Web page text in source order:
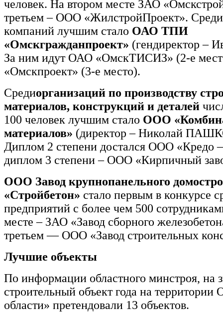
человек. На втором месте ЗАО
третьем – ООО «ЖилстройПроект».
компаний лучшим стало ОАО ТПИ
«Омскгражданпроект» (гендиректор –
За ним идут ОАО «ОмскТИСИЗ» (2-е
«Омскпроект» (3-е место).
Средиорганизаций по производству
материалов, конструкций и деталей
100 человек лучшим стало ООО
материалов» (директор – Николай
Диплом 2 степени достался ООО «Кредо
диплом 3 степени – ООО «Кирпичный
ООО Завод крупнопанельного
«Стройбетон» стало первым в конкурсе
предприятий с более чем 500
месте – ЗАО «Завод сборного
третьем — ООО «Завод строительных
Лучшие объекты
По информации областного минстроя, на
строительный объект года на территории
области» претендовали 13 объектов.